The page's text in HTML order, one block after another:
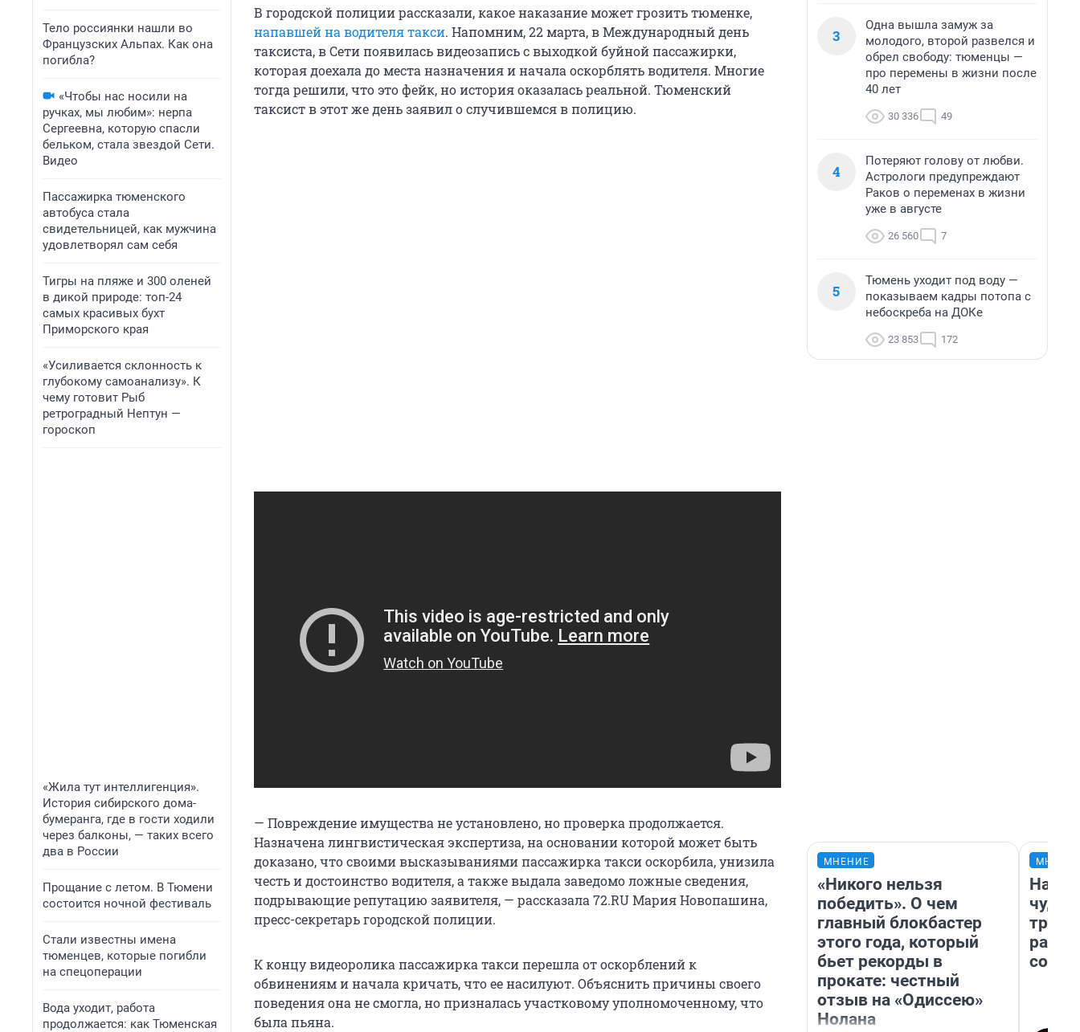
Тело россиянки нашли во
Французских Альпах. Как она
погибла?
«Чтобы нас носили на
ручках, мы любим»: нерпа
Сергеевна, которую спасли
бельком, стала звездой Сети.
Видео
Пассажирка тюменского
автобуса стала
свидетельницей, как мужчина
удовлетворял сам себя
Тигры на пляже и 300 оленей
в дикой природе: топ-24
самых красивых бухт
Приморского края
«Усиливается склонность к
глубокому самоанализу». К
чему готовит Рыб
ретроградный Нептун —
гороскоп
«Жила тут интеллигенция».
История сибирского дома-
бумеранга, где в гости ходили
через балконы, — таких всего
два в России
Прощание с летом. В Тюмени
состоится ночной фестиваль
Стали известны имена
тюменцев, которые погибли
на спецоперации
Вода уходит, работа
продолжается: как Тюменская
В городской полиции рассказали, какое наказание может грозить тюменке,
напавшей на водителя такси. Напомним, 22 марта, в Международный день
таксиста, в Сети появилась видеозапись с выходкой буйной пассажирки,
которая доехала до места назначения и начала оскорблять водителя. Многие
тогда решили, что это фейк, но история оказалась реальной. Тюменский
таксист в этот же день заявил о случившемся в полицию.
— Повреждение имущества не установлено, но проверка продолжается.
Назначена лингвистическая экспертиза, на основании которой может быть
доказано, что своими высказываниями пассажирка такси оскорбила, унизила
честь и достоинство водителя, а также выдала заведомо ложные сведения,
подрывающие репутацию заявителя, — рассказала 72.RU Мария Новопашина,
пресс-секретарь городской полиции.
К концу видеоролика пассажирка такси перешла от оскорблений к
обвинениям и начала кричать, что ее насилуют. Объяснить причины своего
поведения она не смогла, но призналась участковому уполномоченному, что
была пьяна.
3
Одна вышла замуж за
молодого, второй развелся и
обрел свободу: тюменцы —
про перемены в жизни после
40 лет
30 336 49
4
Потеряют голову от любви.
Астрологи предупреждают
Раков о переменах в жизни
уже в августе
26 560 7
5
Тюмень уходит под воду —
показываем кадры потопа с
небоскреба на ДОКе
23 853 172
МНЕНИЕ
«Никого нельзя
победить». О чем
главный блокбастер
этого года, который
бьет рекорды в
прокате: честный
отзыв на «Одиссею»
Нолана